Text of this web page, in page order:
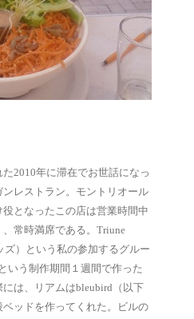
2010年に滞在でお世話になっ
レストラン。モントリオール
となったこの店は営業時間中
常時満席である。Triune
ズ）という私の参加するグルー
いう制作期間１週間で作った
は、リアムはbleubird（以下
ッドを作ってくれた。ビルの